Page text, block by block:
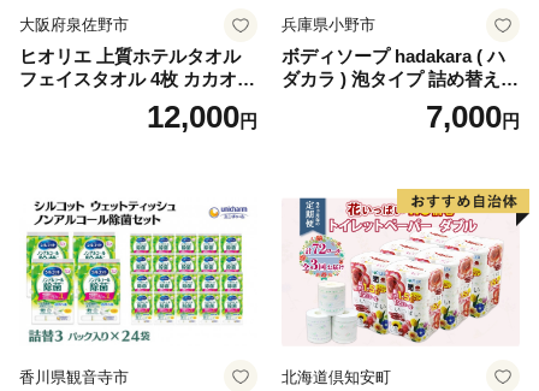
大阪府泉佐野市
ヒオリエ 上質ホテルタオル
フェイスタオル 4枚 カカオ
【タオル 泉州タオル 吸水 普
段使い 無地 シンプル 日用品
12,000円
兵庫県小野市
ボディソープ hadakara ( ハ
ダカラ ) 泡タイプ 詰め替え 4
40ml×4袋 ボディーソープ 泡
ボディソープ 泡 日用品 消耗
泡石鹸 石鹸 兵庫 兵庫県 小野
7,000円
香川県観音寺市 北海道倶知安町